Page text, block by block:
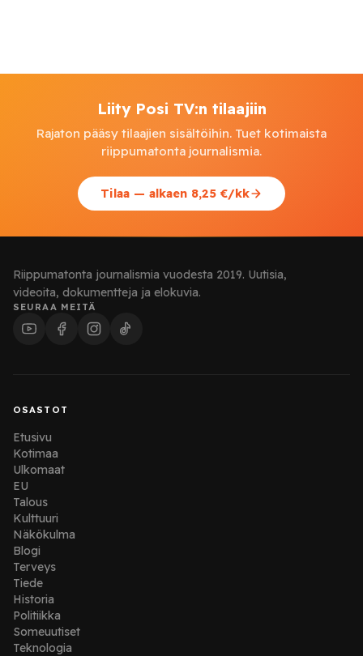
Liity Posi TV:n tilaajiin
Rajaton pääsy tilaajien sisältöihin. Tuet kotimaista
riippumatonta journalismia.
Tilaa — alkaen 8,25 €/kk
Riippumatonta journalismia vuodesta 2019. Uutisia,
videoita, dokumentteja ja elokuvia.
SEURAA MEITÄ
OSASTOT
Etusivu
Kotimaa
Ulkomaat
EU
Talous
Kulttuuri
Näkökulma
Blogi
Terveys
Tiede
Historia
Politiikka
Someuutiset
Teknologia